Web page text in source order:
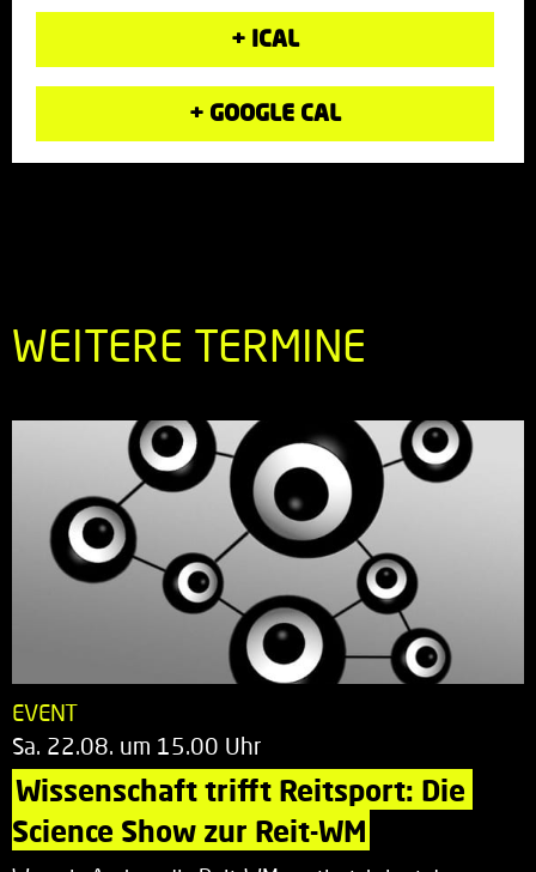
+ ICAL
+ GOOGLE CAL
WEITERE TERMINE
EVENT
Sa. 22.08. um 15.00 Uhr
Wissenschaft trifft Reitsport: Die
Science Show zur Reit-WM